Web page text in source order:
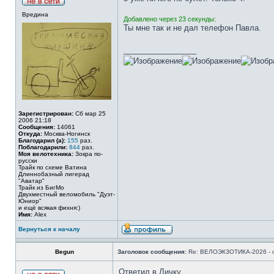
Вредина
Зарегистрирован: Сб мар 25
2006 21:18
Сообщения: 14061
Откуда: Москва-Ногинск
Благодарил (а): 155 раз.
Поблагодарили: 844 раз.
Моя велотехника: Зокра по-
русски
Трайк по схеме Ватина
Длиннобазный лигерад
"Аватар"
Трайк из БигМо
Двухместный веломобиль "Дуэт-
Юниор"
и ещё всякая фихня:)
Имя: Alex
Добавлено через 23 секунды:
Ты мне так и не дал телефон Павла.
Вернуться к началу
Begun Заголовок сообщения: Re: ВЕЛОЭКЗОТИКА-2026 -
Ответил в Личку.